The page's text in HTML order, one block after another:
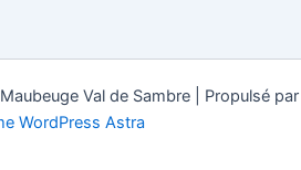
Val de Sambre | Propulsé par
WordPress Astra